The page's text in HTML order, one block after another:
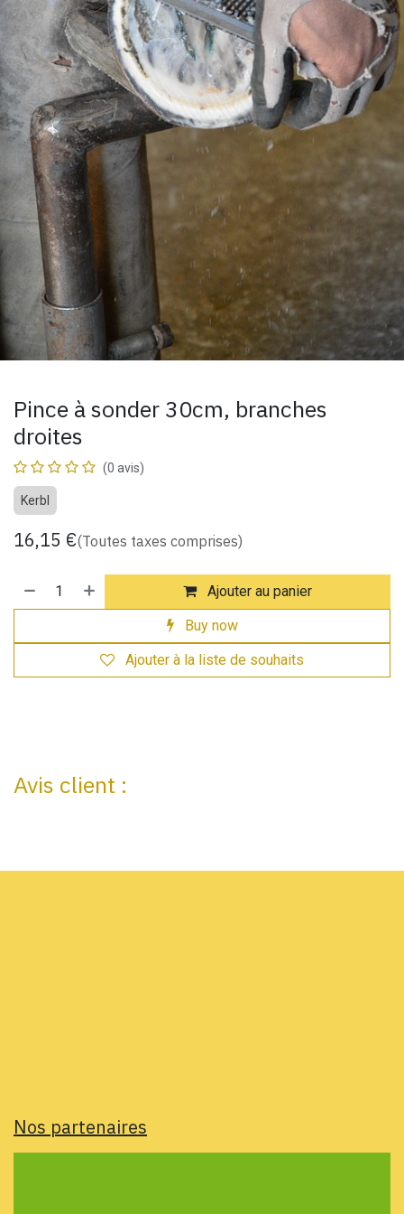
Pince à sonder 30cm, branches
droites
(0 avis)
Kerbl
16,15 €(Toutes taxes comprises)
Ajouter au panier
Buy now
Ajouter à la liste de souhaits
Avis client :
Nos partenaires